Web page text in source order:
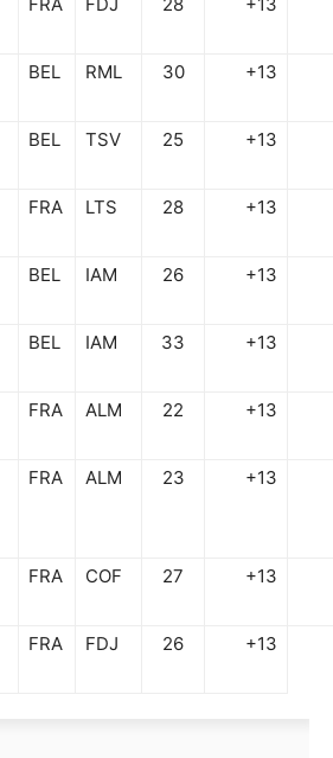
BEL RML 30 +13
BEL TSV 25 +13
FRA LTS 28 +13
BEL IAM 26 +13
BEL IAM 33 +13
FRA ALM 22 +13
FRA ALM 23 +13
FRA COF 27 +13
FRA FDJ 26 +13